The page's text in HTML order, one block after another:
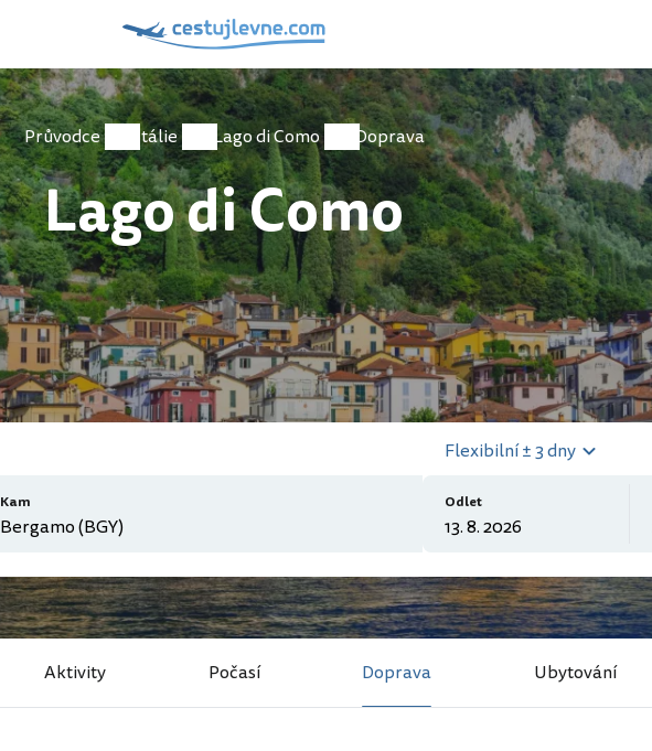
Průvodce Itálie Lago di Como Doprava
Lago di Como
Kam
Flexibilní ± 3 dny
Odlet
Aktivity Počasí Doprava Ubytování